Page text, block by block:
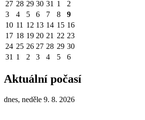
27 28 29 30 31 1
2
3
4 5 6 7 8
9
10 11 12 13 14 15 16
17 18 19 20 21 22 23
24 25 26 27 28 29 30
31 1 2 3 4 5 6
Aktuální počasí
dnes, neděle 9. 8. 2026